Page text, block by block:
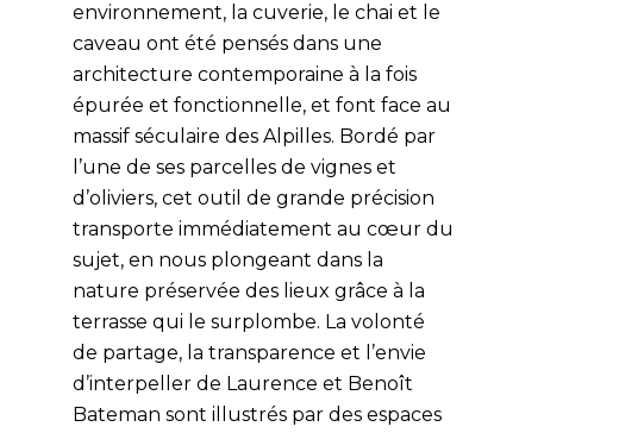
environnement, la cuverie, le chai et le
caveau ont été pensés dans une
architecture contemporaine à la fois
épurée et fonctionnelle, et font face au
massif séculaire des Alpilles. Bordé par
l’une de ses parcelles de vignes et
d’oliviers, cet outil de grande précision
transporte immédiatement au cœur du
sujet, en nous plongeant dans la
nature préservée des lieux grâce à la
terrasse qui le surplombe. La volonté
de partage, la transparence et l’envie
d’interpeller de Laurence et Benoît
Bateman sont illustrés par des espaces